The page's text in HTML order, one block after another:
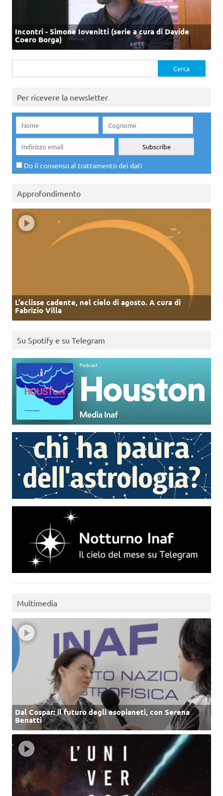
Incontri - Simone Iovenitti (serie a cura di Davide
Coero Borga)
per:
Per ricevere la newsletter
Do il consenso al trattamento dei dati
Approfondimento
L’eclisse cadente, nel cielo di agosto. A cura di
Fabrizio Villa
Su Spotify e su Telegram
Multimedia
Dal Cospar: il futuro degli esopianeti, con Serena
Benatti